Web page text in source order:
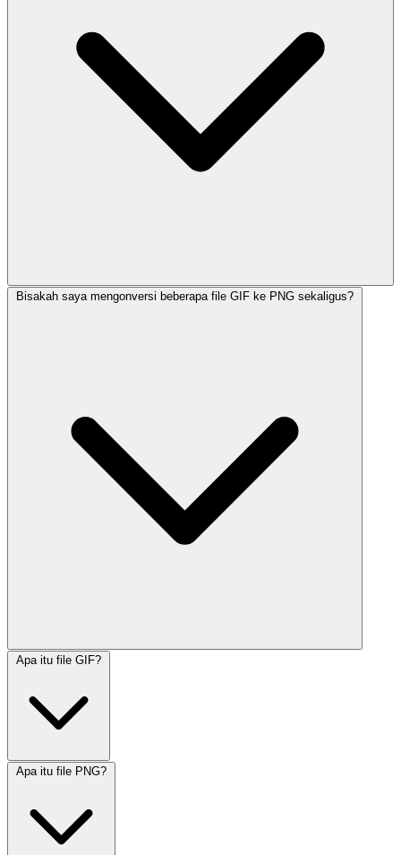
Bisakah saya mengonversi beberapa file GIF ke PNG sekaligus?
Apa itu file GIF?
Apa itu file PNG?